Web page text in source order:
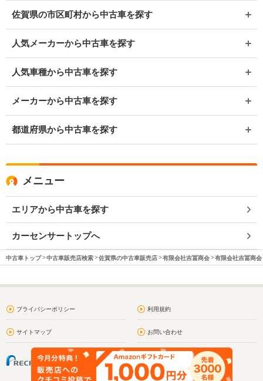
佐賀県の市区町村から中古車を探す
人気メーカーから中古車を探す
人気車種から中古車を探す
メーカーから中古車を探す
都道府県から中古車を探す
メニュー
エリアから中古車を探す
カーセンサートップへ
中古車トップ 中古車販売店検索 佐賀県の中古車販売店 有限会社吉冨商会 有限会社吉冨商
プライバシーポリシー 利用規約
サイトマップ お問い合わせ